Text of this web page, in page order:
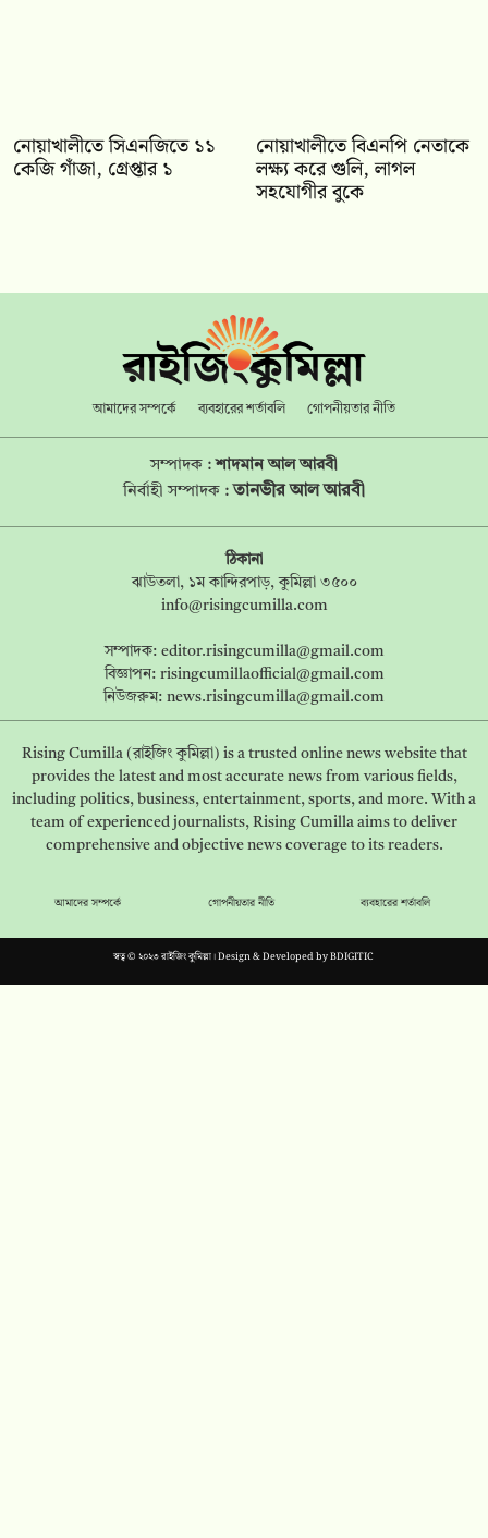
নোয়াখালীতে সিএনজিতে ১১
কেজি গাঁজা, গ্রেপ্তার ১
নোয়াখালীতে বিএনপি নেতাকে
লক্ষ্য করে গুলি, লাগল
সহযোগীর বুকে
আমাদের সম্পর্কে ব্যবহারের শর্তাবলি গোপনীয়তার নীতি
সম্পাদক :শাদমান আল আরবী
নির্বাহী সম্পাদক : তানভীর আল আরবী
ঠিকানা
ঝাউতলা, ১ম কান্দিরপাড়, কুমিল্লা ৩৫০০
info@risingcumilla.com
সম্পাদক: editor.risingcumilla@gmail.com
বিজ্ঞাপন: risingcumillaofficial@gmail.com
নিউজরুম: news.risingcumilla@gmail.com
Rising Cumilla (রাইজিং কুমিল্লা) is a trusted online news website that
provides the latest and most accurate news from various fields,
including politics, business, entertainment, sports, and more. With a
team of experienced journalists, Rising Cumilla aims to deliver
comprehensive and objective news coverage to its readers.
আমাদের সম্পর্কে গোপনীয়তার নীতি ব্যবহারের শর্তাবলি
স্বত্ব © ২০২৩ রাইজিং কুমিল্লা। Design & Developed byBDIGITIC